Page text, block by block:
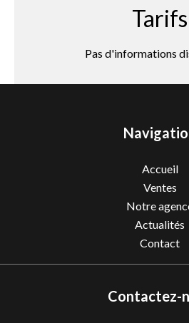
Tarifs
Pas d'informations
Accueil
Ventes
Notre
Actualités
Contact
Contactez-